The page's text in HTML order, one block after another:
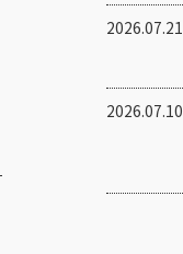
2026.07.21
2026.07.10